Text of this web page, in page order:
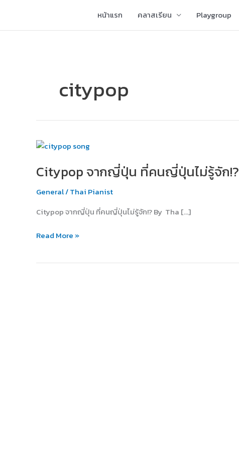
content
หน้าแรก คลาสเรียน Playgroup
citypop
Citypop จากญี่ปุ่น ที่คนญี่ปุ่นไม่รู้จัก!?
General/Thai Pianist
Citypop จากญี่ปุ่น ที่คนญี่ปุ่นไม่รู้จัก!? By Tha […]
Citypop
ญี่ปุ่น
คน
ไม่รู้
Read More »